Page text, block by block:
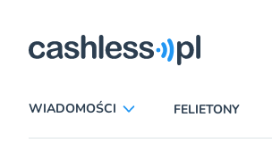
WIADOMOŚCI FELIETONY